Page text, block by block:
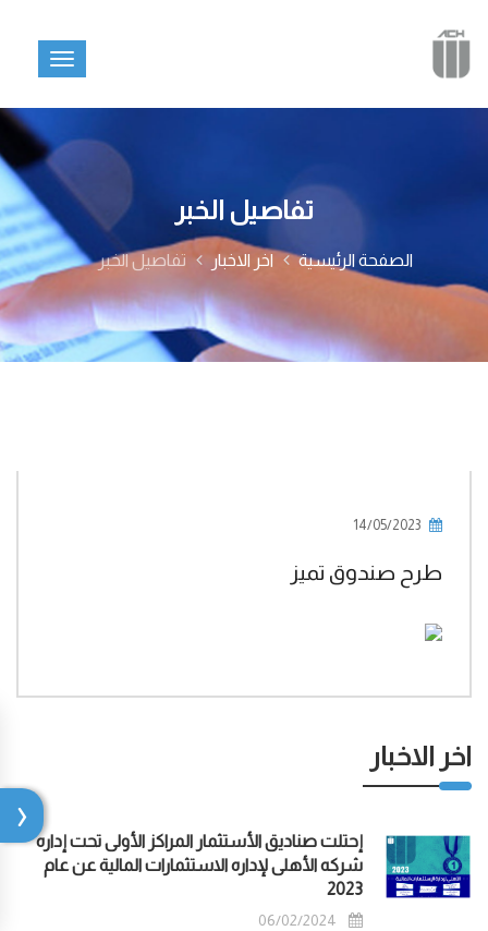
تفاصيل الخبر
الصفحة الرئيسية اخر الاخبار تفاصيل الخبر
14/05/2023
طرح صندوق تميز
اخر الاخبار
إحتلت صناديق الأستثمار المراكز الأولى تحت إداره
شركه الأهلى لإداره الاستثمارات المالية عن عام
2023
06/02/2024